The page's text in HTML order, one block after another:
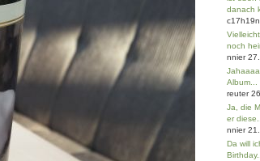
danach
noch
nnier
Album...
reuter
Ja, die
er diese...
nnier
Da will
Birthday...